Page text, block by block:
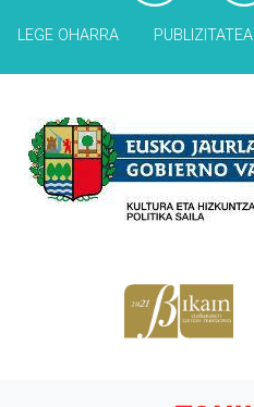
LEGE OHARRA PUBLIZITATEA